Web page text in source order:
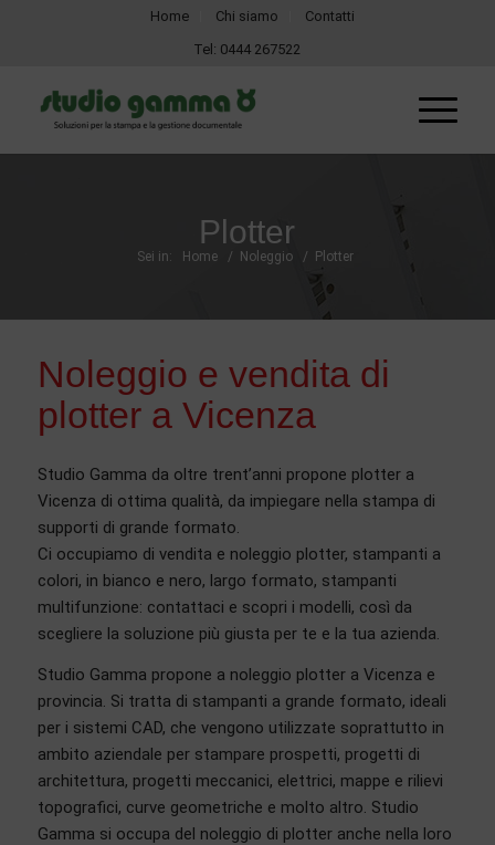
Home Chi siamo
Contatti
Tel: 0444 267522
Plotter
Sei in: Home / Noleggio / Plotter
Noleggio e vendita di
plotter a Vicenza
Studio Gamma da oltre trent’anni propone plotter a
Vicenza di ottima qualità, da impiegare nella stampa di
supporti di grande formato.
Ci occupiamo di vendita e noleggio plotter, stampanti a
colori, in bianco e nero, largo formato, stampanti
multifunzione: contattaci e scopri i modelli, così da
scegliere la soluzione più giusta per te e la tua azienda.
Studio Gamma propone a noleggio plotter a Vicenza e
provincia. Si tratta di stampanti a grande formato, ideali
per i sistemi CAD, che vengono utilizzate soprattutto in
ambito aziendale per stampare prospetti, progetti di
architettura, progetti meccanici, elettrici, mappe e rilievi
topografici, curve geometriche e molto altro. Studio
Gamma si occupa del noleggio di plotter anche nella loro